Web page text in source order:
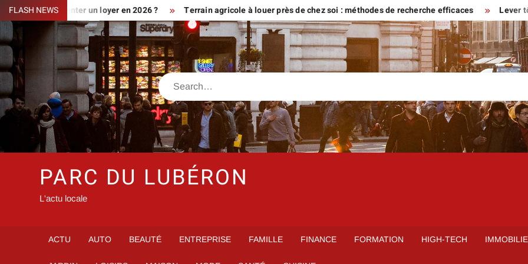
Skip
to
content
FLASH NEWS
augmenter un loyer en 2026 ? Terrain agricole à louer près de chez soi : méthodes de recherche efficaces Lever tôt ou
Search
PARC DU LUBÉRON
L'actu locale
ACTU AUTO BEAUTÉ ENTREPRISE FAMILLE FINANCE FORMATION HIGH-TECH